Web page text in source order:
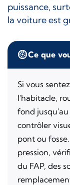
puissance,
la voiture est
Ce que
Si vous
l'habitacle,
fond jusqu'au
contrôler
pont ou
pression,
du FAP, des